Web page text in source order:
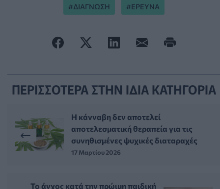
ΔΙΑΓΝΩΣΗ ΕΡΕΥΝΑ
ΠΕΡΙΣΣΟΤΕΡΑ ΣΤΗΝ ΙΔΙΑ ΚΑΤΗΓΟΡΙΑ
Η κάνναβη δεν αποτελεί
αποτελεσματική θεραπεία για τις
συνηθισμένες ψυχικές διαταραχές
17 Μαρτίου 2026
Το άγχος κατά την πρώιμη παιδική